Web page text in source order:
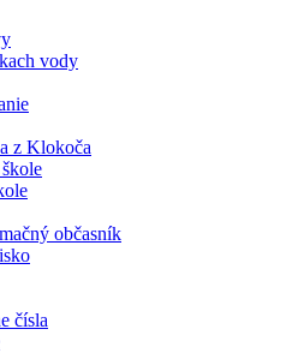
vody
z Klokoča
občasník
čísla